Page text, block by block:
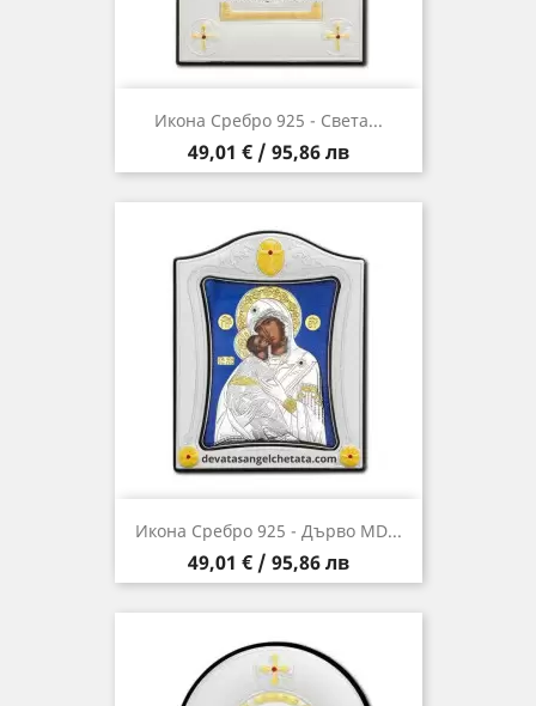
Икона Сребро 925 - Света...
Цена
49,01 € / 95,86 лв
Икона Сребро 925 - Дърво MD...
Цена
49,01 € / 95,86 лв